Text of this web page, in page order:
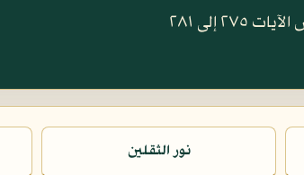
إلى ٢٨١
نور الثقلين